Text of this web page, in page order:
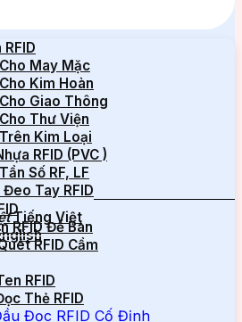
Tiếng Việt
May Mặc
Kim Hoàn
Giao Thông
Thư Viện
Kim Loại
RFID (PVC )
Số RF, LF
Tay RFID
RFID Để Bàn
RFID Cầm
RFID
Thẻ RFID
Đọc RFID Cố Định